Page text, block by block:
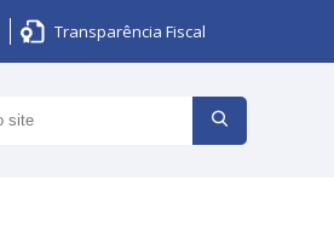
Transparência Fiscal